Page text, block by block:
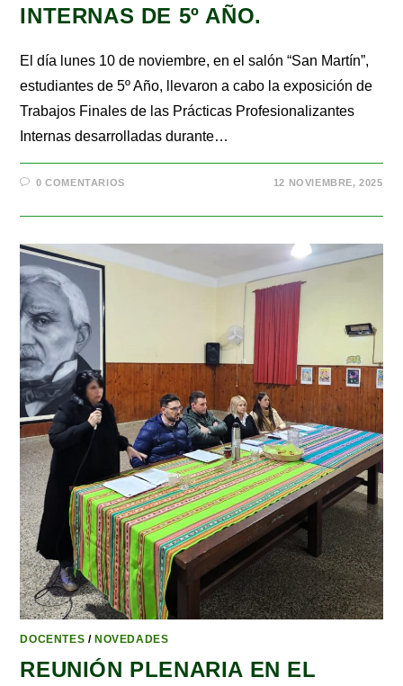
INTERNAS DE 5º AÑO.
El día lunes 10 de noviembre, en el salón “San Martín”,
estudiantes de 5º Año, llevaron a cabo la exposición de
Trabajos Finales de las Prácticas Profesionalizantes
Internas desarrolladas durante…
0 COMENTARIOS 12 NOVIEMBRE, 2025
DOCENTES / NOVEDADES
REUNIÓN PLENARIA EN EL